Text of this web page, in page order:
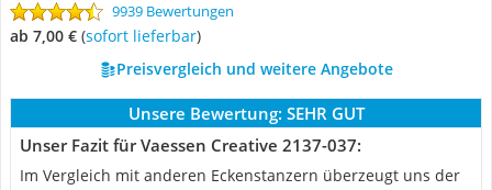
9939 Bewertungen
ab 7,00 € ( Sofort lieferbar)
Preisvergleich und weitere Angebote
Unsere Bewertung: SEHR GUT
Unser Fazit für Vaessen Creative 2137-037:
Im Vergleich mit anderen Eckenstanzern überzeugt uns der